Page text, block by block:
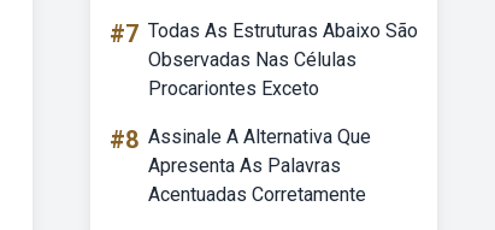
#7 Todas As Estruturas Abaixo São
Observadas Nas Células
Procariontes Exceto
#8 Assinale A Alternativa Que
Apresenta As Palavras
Acentuadas Corretamente